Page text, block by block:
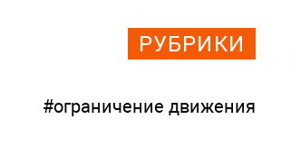
РУБРИКИ
#ограничение движения